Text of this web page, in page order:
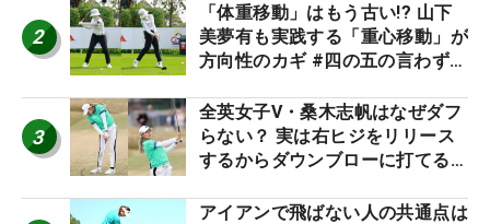
2
「体重移動」はもう古い!? 山下
美夢有も実践する「重心移動」が
方向性のカギ #四の五の言わず振
3
全英女子V・桑木志帆はなぜダフ
らない？ 実は右ヒジをリリース
するからダウンブローに打てる #
アイアンで飛ばない人の共通点は